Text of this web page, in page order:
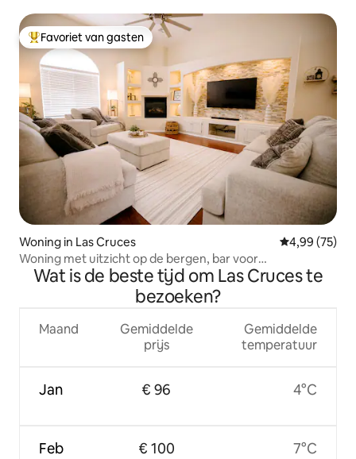
Topfavoriet van gasten
Favoriet van gasten
Woning in Las Cruces Gemiddelde
4,99 (75)
Woning met uitzicht op de bergen, bar voor
koffieliefhebbers, snelle wifi
Wat is de beste tijd om Las Cruces te
bezoeken?
Maand
Jan
Feb
Gemiddelde
prijs
€ 96
€ 100
Gemiddelde
temperatuur
4°C
7°C